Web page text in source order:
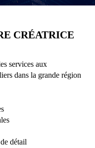
CRÉATRICE
services aux
dans la grande région
détail